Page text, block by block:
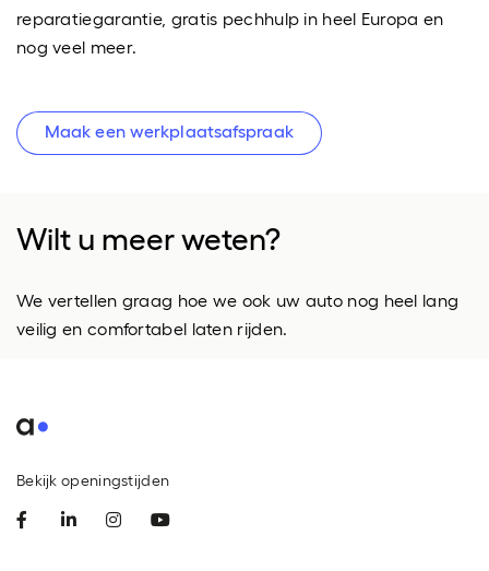
reparatiegarantie, gratis pechhulp in heel Europa en
nog veel meer.
Maak een werkplaatsafspraak
Wilt u meer weten?
We vertellen graag hoe we ook uw auto nog heel lang
veilig en comfortabel laten rijden.
Bekijk openingstijden